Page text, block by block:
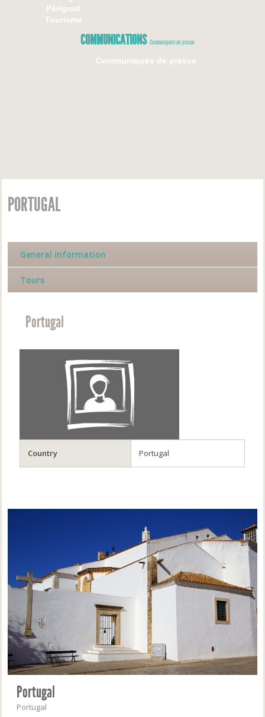
Périgord
Tourisme
COMMUNICATIONS Communiqués de presse
Communiqués de presse
PORTUGAL
General information
Tours
Portugal
Country Portugal
Portugal
Portugal